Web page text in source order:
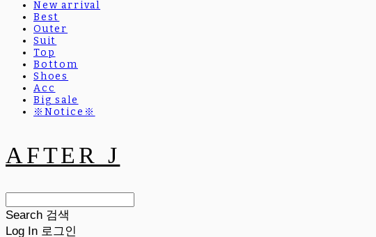
New arrival
Best
Outer
Suit
Top
Bottom
Shoes
Acc
Big sale
※Notice※
AFTER J
Search 검색
Log In 로그인